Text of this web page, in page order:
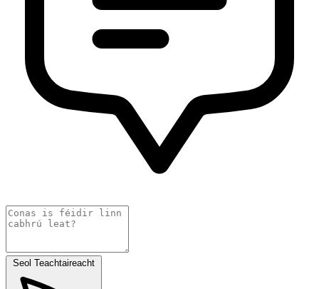
Seol Teachtaireacht